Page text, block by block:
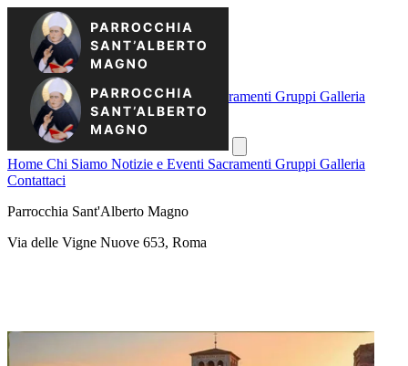
HomeChi SiamoNotizie e Eventi Sacramenti Gruppi Galleria
Contattaci
Home Chi Siamo Notizie e Eventi Sacramenti Gruppi Galleria
Contattaci
Parrocchia Sant'Alberto Magno
Via delle Vigne Nuove 653, Roma